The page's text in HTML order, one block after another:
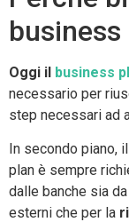
business
Oggi il business
necessario per
step necessari ad
In secondo piano,
plan è sempre
dalle banche sia
esterni che per la